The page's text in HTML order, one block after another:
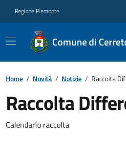
Regione Piemonte
Comune di
Home / Novità / Notizie / Raccolta
Raccolta
Calendario raccolta